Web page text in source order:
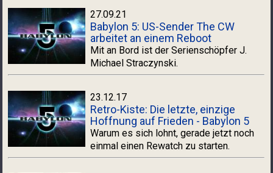
27.09.21
Babylon 5: US-Sender The CW
arbeitet an einem Reboot
Mit an Bord ist der Serienschöpfer J.
Michael Straczynski.
23.12.17
Retro-Kiste: Die letzte, einzige
Hoffnung auf Frieden - Babylon 5
Warum es sich lohnt, gerade jetzt noch
einmal einen Rewatch zu starten.